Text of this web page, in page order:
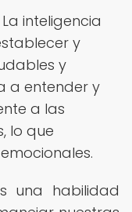
La inteligencia
y
y
a entender y
a las
lo que
una habilidad